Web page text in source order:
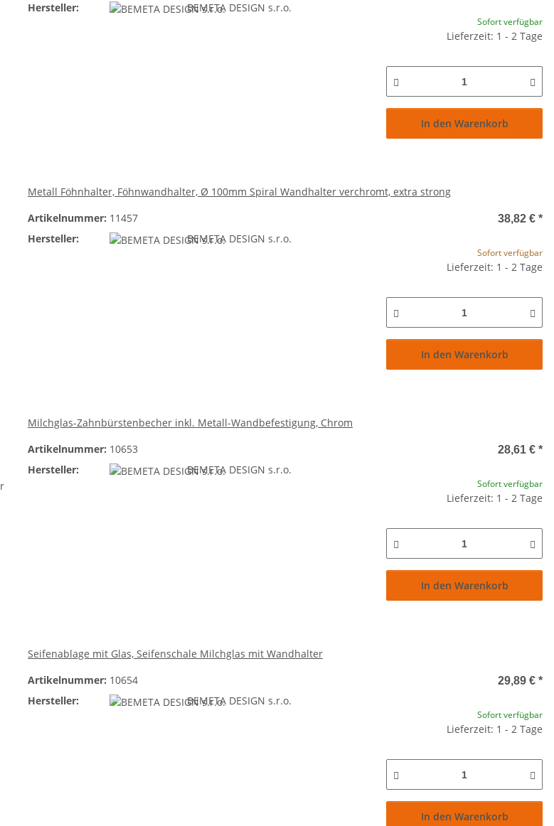
Hersteller:
BEMETA DESIGN s.r.o.
Sofort verfügbar
Lieferzeit: 1 - 2 Tage
In den Warenkorb
Metall Föhnhalter, Föhnwandhalter, Ø 100mm Spiral Wandhalter verchromt, extra strong
Artikelnummer: 11457
Hersteller:
BEMETA DESIGN s.r.o.
38,82 € *
Sofort verfügbar
Lieferzeit: 1 - 2 Tage
In den Warenkorb
Milchglas-Zahnbürstenbecher inkl. Metall-Wandbefestigung, Chrom
Artikelnummer: 10653
Hersteller:
BEMETA DESIGN s.r.o.
28,61 € *
Sofort verfügbar
Lieferzeit: 1 - 2 Tage
In den Warenkorb
Seifenablage mit Glas, Seifenschale Milchglas mit Wandhalter
Artikelnummer: 10654
Hersteller:
BEMETA DESIGN s.r.o.
29,89 € *
Sofort verfügbar
Lieferzeit: 1 - 2 Tage
In den Warenkorb